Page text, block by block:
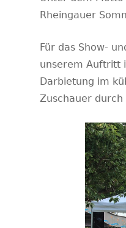
Rheingauer
Für das Show-
unserem Auftritt
Darbietung im
Zuschauer durch